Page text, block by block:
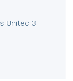
Unitec 3
STOLOV BIMOS